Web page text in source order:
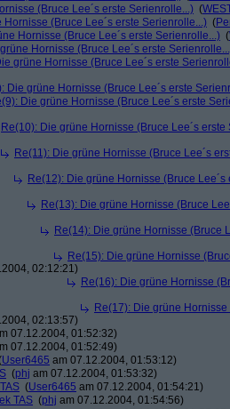
(Bruce Lee´s erste Serienrolle...) (
Hornisse (Bruce Lee´s erste Serienrolle...) (
Hornisse (Bruce Lee´s erste Serienrolle...) (
Hornisse (Bruce Lee´s erste
grüne Hornisse (Bruce Lee´s erste
Die grüne Hornisse (Bruce Lee´s erste
Die grüne Hornisse (Bruce Lee´s erste
Re(10): Die grüne Hornisse (Bruce Lee´s erste
Re(11): Die grüne Hornisse (Bruce Lee´s
Re(12): Die grüne Hornisse (Bruce
Re(13): Die grüne Hornisse (Bruce
Re(14): Die grüne Hornisse (Bruce
Re(15): Die grüne Hornisse
02:12:21)
Re(16): Die grüne Hornisse
Re(17): Die grüne
02:13:57)
07.12.2004, 01:52:32)
07.12.2004, 01:52:49)
User6465 am 07.12.2004, 01:53:12)
(phj am 07.12.2004, 01:53:32)
(User6465 am 07.12.2004, 01:54:21)
TAS (phj am 07.12.2004, 01:54:56)